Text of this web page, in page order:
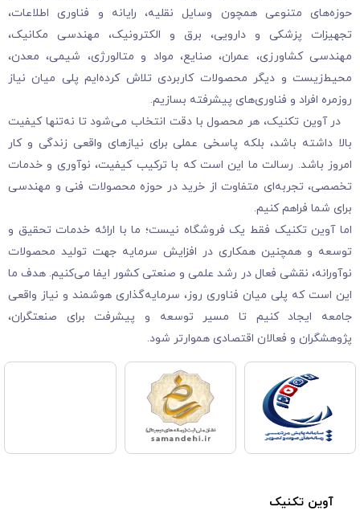
حوزه‌های متنوعی همچون وسایل نقلیه، رایانه و فناوری اطلاعات،
تجهیزات پزشکی و دارویی، برق و الکترونیک، مهندسی مکانیک،
مهندسی کشاورزی، عمران، صنایع، مواد و متالورژی، شیمی، معدن،
محیط‌زیست و دیگر محصولات کاربردی تلاش کرده‌ایم پلی میان نیاز
روزمره افراد و فناوری‌های پیشرفته بسازیم.
در آوین تکنیک، هر محصول با دقت انتخاب می‌شود تا نه‌تنها کیفیت
بالا داشته باشد، بلکه پاسخی عملی برای نیازهای واقعی زندگی و کار
امروز باشد. رسالت ما این است که با ترکیب کیفیت، نوآوری و خدمات
تخصصی، تجربه‌ای متفاوت از خرید در حوزه محصولات فنی و مهندسی
برای شما فراهم کنیم.
اما آوین تکنیک فقط یک فروشگاه نیست؛ ما با ارائه خدمات تحقیق و
توسعه و همچنین همکاری در افزایش سرمایه جهت تولید محصولات
نوآورانه، نقشی فعال در رشد علمی و صنعتی کشور ایفا می‌کنیم. هدف ما
این است که پلی میان فناوری روز، سرمایه‌گذاری هوشمند و نیاز واقعی
جامعه ایجاد کنیم تا مسیر توسعه و پیشرفت برای صنعتگران،
پژوهشگران و فعالان اقتصادی هموارتر شود.
آوین تکنیک